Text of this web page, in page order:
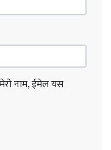
नाम, ईमेल यस